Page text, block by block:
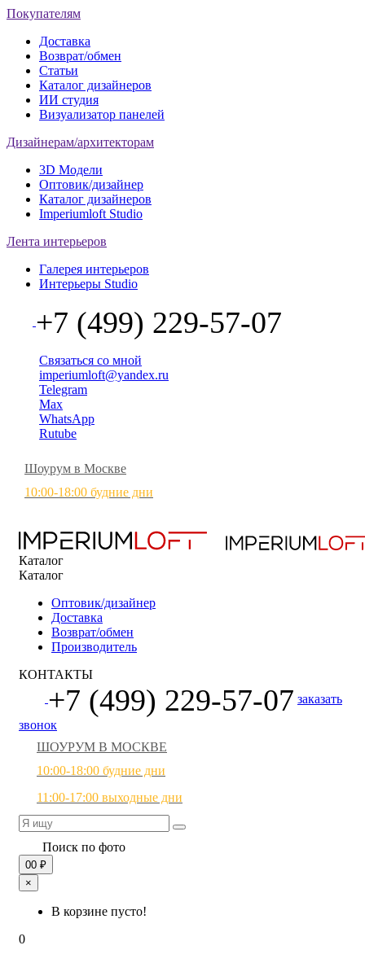
Покупателям
Доставка
Возврат/обмен
Статьи
Каталог дизайнеров
ИИ студия
Визуализатор панелей
Дизайнерам/архитекторам
3D Модели
Оптовик/дизайнер
Каталог дизайнеров
Imperiumloft Studio
Лента интерьеров
Галерея интерьеров
Интерьеры Studio
+7 (499) 229-57-07
Связаться со мной
imperiumloft@yandex.ru
Telegram
Max
WhatsApp
Rutube
Шоурум в Москве
10:00-18:00 будние дни
Каталог
Каталог
Оптовик/дизайнер
Доставка
Возврат/обмен
Производитель
КОНТАКТЫ
+7 (499) 229-57-07 заказать
звонок
ШОУРУМ В МОСКВЕ
10:00-18:00 будние дни
11:00-17:00 выходные дни
Поиск по фото
00 ₽
×
В корзине пусто!
0